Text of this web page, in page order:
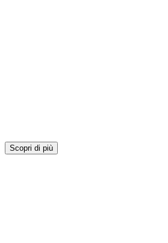
Scopri di più